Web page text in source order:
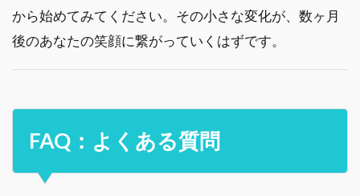
から始めてみてください。その小さな変化が、数ヶ月
後のあなたの笑顔に繋がっていくはずです。
FAQ：よくある質問